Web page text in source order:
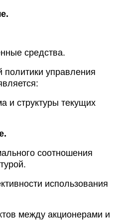
средства.
политики управления
и структуры текущих
соотношения
использования
между акционерами и